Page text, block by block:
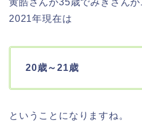
黄皓さんが35歳でみきさん
2021年現在は
20歳～21歳
ということになりますね。